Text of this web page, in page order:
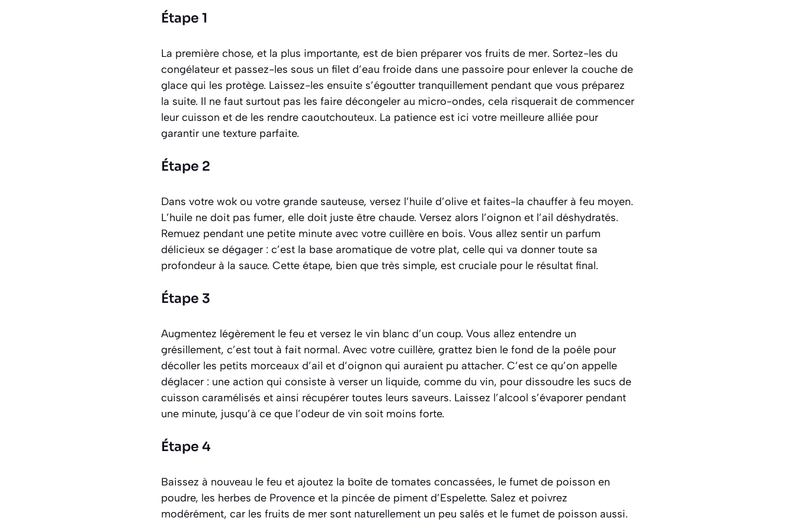
Étape 1
La première chose, et la plus importante, est de bien préparer vos fruits de mer. Sortez-les du
congélateur et passez-les sous un filet d’eau froide dans une passoire pour enlever la couche de
glace qui les protège. Laissez-les ensuite s’égoutter tranquillement pendant que vous préparez
la suite. Il ne faut surtout pas les faire décongeler au micro-ondes, cela risquerait de commencer
leur cuisson et de les rendre caoutchouteux. La patience est ici votre meilleure alliée pour
garantir une texture parfaite.
Étape 2
Dans votre wok ou votre grande sauteuse, versez l’huile d’olive et faites-la chauffer à feu moyen.
L’huile ne doit pas fumer, elle doit juste être chaude. Versez alors l’oignon et l’ail déshydratés.
Remuez pendant une petite minute avec votre cuillère en bois. Vous allez sentir un parfum
délicieux se dégager : c’est la base aromatique de votre plat, celle qui va donner toute sa
profondeur à la sauce. Cette étape, bien que très simple, est cruciale pour le résultat final.
Étape 3
Augmentez légèrement le feu et versez le vin blanc d’un coup. Vous allez entendre un
grésillement, c’est tout à fait normal. Avec votre cuillère, grattez bien le fond de la poêle pour
décoller les petits morceaux d’ail et d’oignon qui auraient pu attacher. C’est ce qu’on appelle
déglacer : une action qui consiste à verser un liquide, comme du vin, pour dissoudre les sucs de
cuisson caramélisés et ainsi récupérer toutes leurs saveurs. Laissez l’alcool s’évaporer pendant
une minute, jusqu’à ce que l’odeur de vin soit moins forte.
Étape 4
Baissez à nouveau le feu et ajoutez la boîte de tomates concassées, le fumet de poisson en
poudre, les herbes de Provence et la pincée de piment d’Espelette. Salez et poivrez
modérément, car les fruits de mer sont naturellement un peu salés et le fumet de poisson aussi.